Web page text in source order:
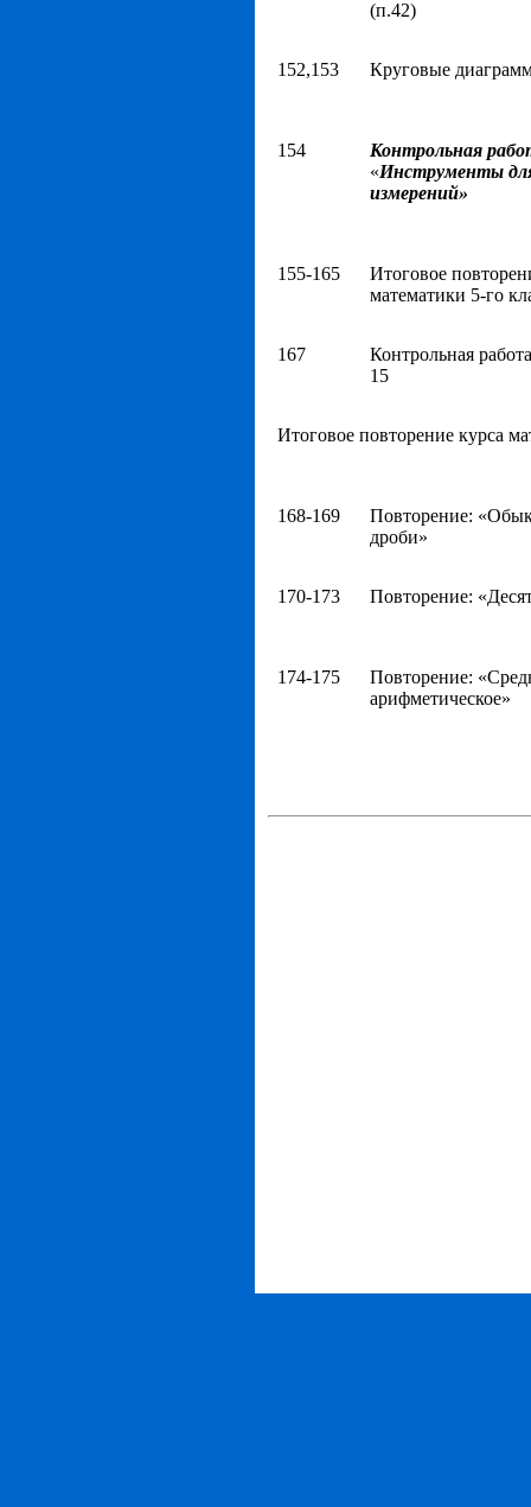
(п.42)
152,153 Круговые
154
Контрольная
«Инструменты
измерений»
155-165
Итоговое
математики 5-го
167
Контрольная
15
Итоговое повторение курса
168-169
Повторение:
дроби»
170-173 Повторение:
174-175
Повторение:
арифметическое»